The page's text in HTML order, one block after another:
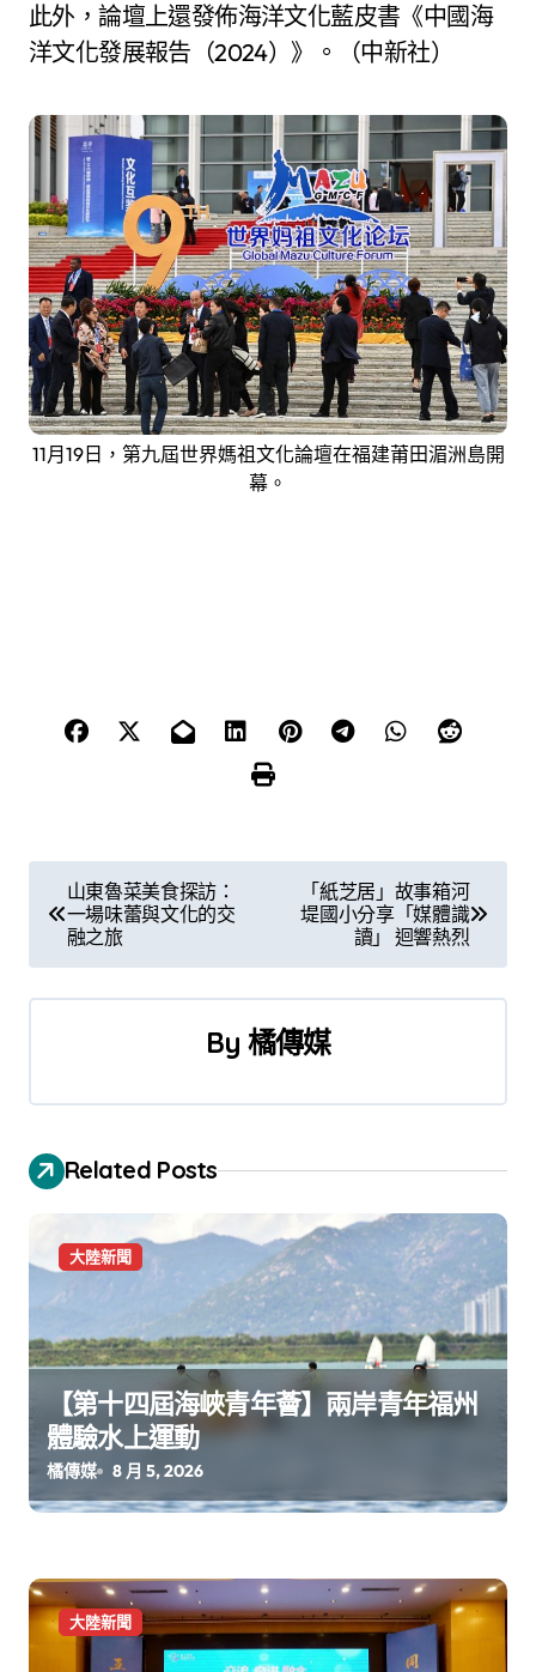
此外，論壇上還發佈海洋文化藍皮書《中國海
洋文化發展報告（2024）》。（中新社）
11月19日，第九屆世界媽祖文化論壇在福建莆田湄洲島開
幕。
章
導
山東魯菜美食探訪：
一場味蕾與文化的交
融之旅
「紙芝居」故事箱河
堤國小分享「媒體識
讀」 迴響熱烈
By 橘傳媒
Related Posts
大陸新聞
【第十四屆海峽青年薈】兩岸青年福州
體驗水上運動
橘傳媒 8 月 5, 2026
大陸新聞